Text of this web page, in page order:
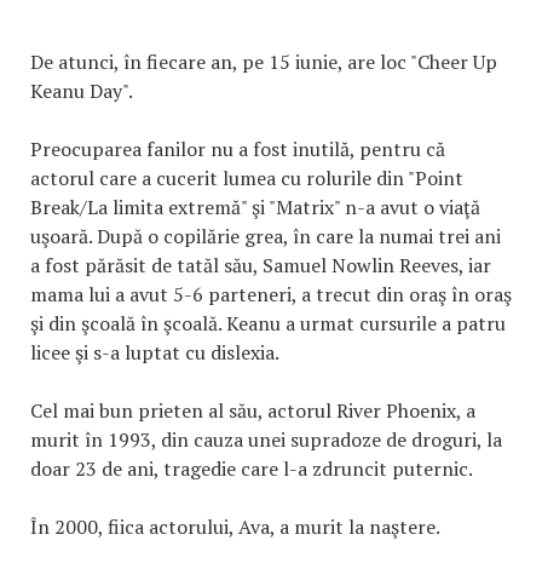
De atunci, în fiecare an, pe 15 iunie, are loc "Cheer Up
Keanu Day".
Preocuparea fanilor nu a fost inutilă, pentru că
actorul care a cucerit lumea cu rolurile din "Point
Break/La limita extremă" şi "Matrix" n-a avut o viaţă
uşoară. După o copilărie grea, în care la numai trei ani
a fost părăsit de tatăl său, Samuel Nowlin Reeves, iar
mama lui a avut 5-6 parteneri, a trecut din oraş în oraş
şi din şcoală în şcoală. Keanu a urmat cursurile a patru
licee şi s-a luptat cu dislexia.
Cel mai bun prieten al său, actorul River Phoenix, a
murit în 1993, din cauza unei supradoze de droguri, la
doar 23 de ani, tragedie care l-a zdruncit puternic.
În 2000, fiica actorului, Ava, a murit la naştere.